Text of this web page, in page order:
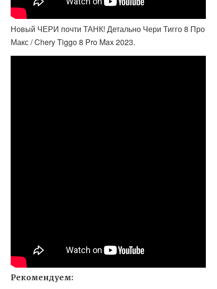
Новый ЧЕРИ почти ТАНК! Детально Чери Тигго 8 Про
Макс / Chery Tiggo 8 Pro Max 2023.
Рекомендуем: